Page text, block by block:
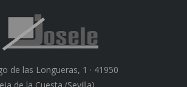
de las Longueras, 1 · 41950